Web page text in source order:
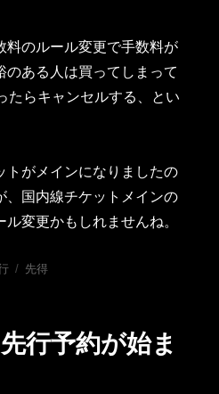
料のルール変更で手数料が
のある人は買ってしまって
たらキャンセルする、とい
トがメインになりましたの
、国内線チケットメインの
変更かもしれませんね。
タ
先得
行予約が始ま